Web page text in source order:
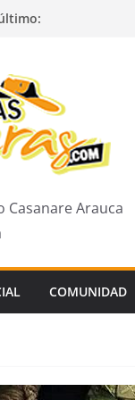
Casanare Arauca
COMUNIDAD